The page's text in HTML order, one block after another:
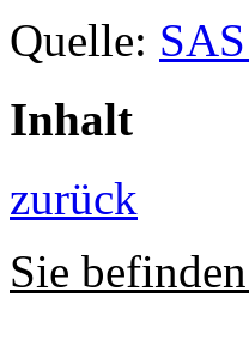
Quelle:
Inhalt
zurück
Sie